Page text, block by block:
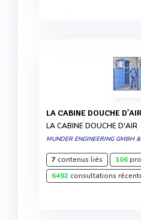
LA CABINE DOUCHE
LA CABINE DOUCHE D'AIR
MUNDER ENGINEERING GMBH
7contenus liés 106
6492consultations